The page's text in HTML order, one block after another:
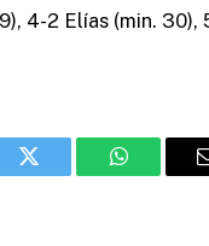
4-2 Elías (min. 30),
Twitter WhatsApp